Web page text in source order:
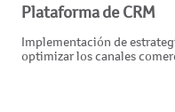
Plataforma de CRM
Implementación de
optimizar los canales